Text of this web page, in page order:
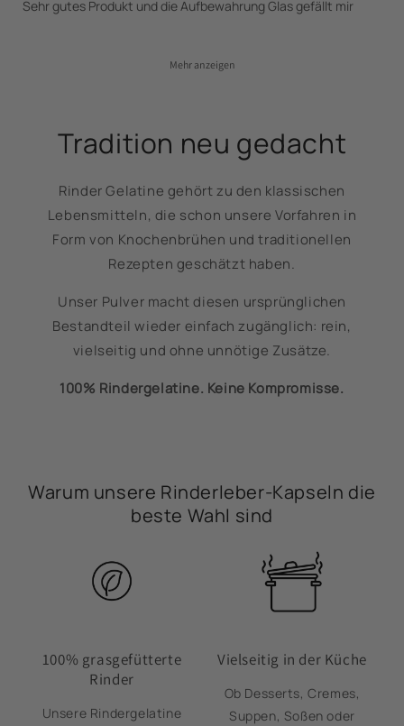
Sehr gutes Produkt und die Aufbewahrung Glas gefällt mir
Mehr anzeigen
Tradition neu gedacht
Rinder Gelatine gehört zu den klassischen
Lebensmitteln, die schon unsere Vorfahren in
Form von Knochenbrühen und traditionellen
Rezepten geschätzt haben.
Unser Pulver macht diesen ursprünglichen
Bestandteil wieder einfach zugänglich: rein,
vielseitig und ohne unnötige Zusätze.
100% Rindergelatine. Keine Kompromisse.
Warum unsere Rinderleber-Kapseln die
beste Wahl sind
100% grasgefütterte
Rinder
Unsere Rindergelatine
Vielseitig in der Küche
Ob Desserts, Cremes,
Suppen, Soßen oder